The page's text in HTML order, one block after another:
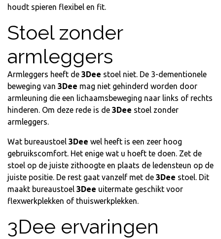
houdt spieren flexibel en fit.
Stoel zonder
armleggers
Armleggers heeft de 3Dee stoel niet. De 3-dementionele
beweging van 3Dee mag niet gehinderd worden door
armleuning die een lichaamsbeweging naar links of rechts
hinderen. Om deze rede is de 3Dee stoel zonder
armleggers.
Wat bureaustoel 3Dee wel heeft is een zeer hoog
gebruikscomfort. Het enige wat u hoeft te doen. Zet de
stoel op de juiste zithoogte en plaats de ledensteun op de
juiste positie. De rest gaat vanzelf met de 3Dee stoel. Dit
maakt bureaustoel 3Dee uitermate geschikt voor
flexwerkplekken of thuiswerkplekken.
3Dee ervaringen